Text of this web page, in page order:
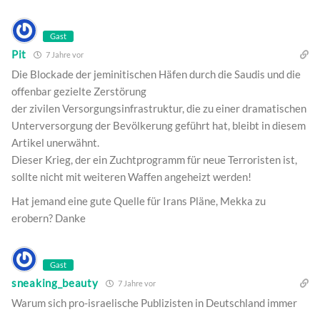
Gast
Pit 7 Jahre vor
Die Blockade der jeminitischen Häfen durch die Saudis und die
offenbar gezielte Zerstörung
der zivilen Versorgungsinfrastruktur, die zu einer dramatischen
Unterversorgung der Bevölkerung geführt hat, bleibt in diesem
Artikel unerwähnt.
Dieser Krieg, der ein Zuchtprogramm für neue Terroristen ist,
sollte nicht mit weiteren Waffen angeheizt werden!
Hat jemand eine gute Quelle für Irans Pläne, Mekka zu
erobern? Danke
Gast
sneaking_beauty 7 Jahre vor
Warum sich pro-israelische Publizisten in Deutschland immer